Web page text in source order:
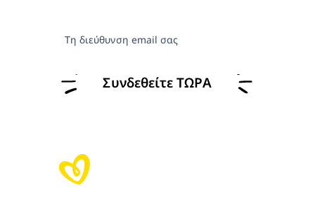
Τη διεύθυνση email σας
Συνδεθείτε ΤΩΡΑ